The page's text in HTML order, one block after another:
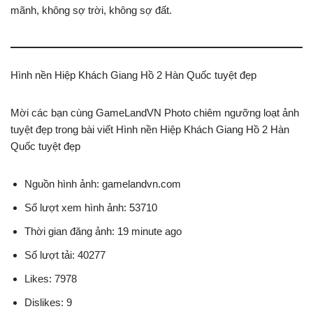
mãnh, không sợ trời, không sợ đất.
Hình nền Hiệp Khách Giang Hồ 2 Hàn Quốc tuyệt đẹp
Mời các bạn cùng GameLandVN Photo chiêm ngưỡng loạt ảnh
tuyệt đẹp trong bài viết Hình nền Hiệp Khách Giang Hồ 2 Hàn
Quốc tuyệt đẹp
Nguồn hình ảnh: gamelandvn.com
Số lượt xem hình ảnh: 53710
Thời gian đăng ảnh: 19 minute ago
Số lượt tải: 40277
Likes: 7978
Dislikes: 9